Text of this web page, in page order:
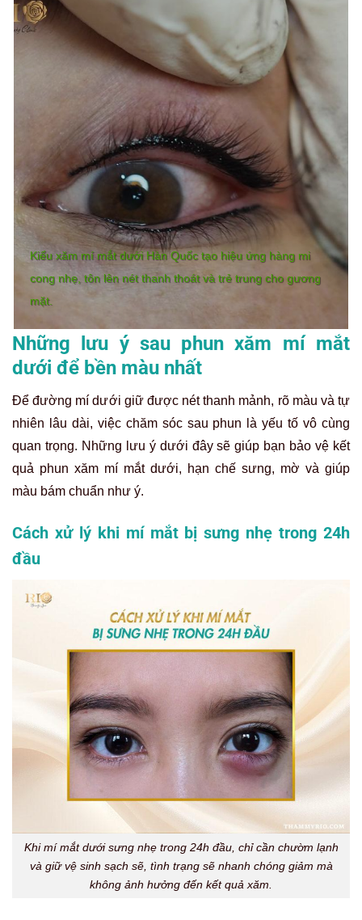
Kiểu xăm mí mắt dưới Hàn Quốc tạo hiệu ứng hàng mi
cong nhẹ, tôn lên nét thanh thoát và trẻ trung cho gương
mặt.
Những lưu ý sau phun xăm mí mắt
dưới để bền màu nhất
Để đường mí dưới giữ được nét thanh mảnh, rõ màu và tự
nhiên lâu dài, việc chăm sóc sau phun là yếu tố vô cùng
quan trọng. Những lưu ý dưới đây sẽ giúp bạn bảo vệ kết
quả phun xăm mí mắt dưới, hạn chế sưng, mờ và giúp
màu bám chuẩn như ý.
Cách xử lý khi mí mắt bị sưng nhẹ trong 24h
đầu
Khi mí mắt dưới sưng nhẹ trong 24h đầu, chỉ cần chườm lạnh
và giữ vệ sinh sạch sẽ, tình trạng sẽ nhanh chóng giảm mà
không ảnh hưởng đến kết quả xăm.